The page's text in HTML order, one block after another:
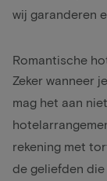
wij garanderen
Romantische
Zeker wanneer
mag het aan
rekening met
de geliefden die